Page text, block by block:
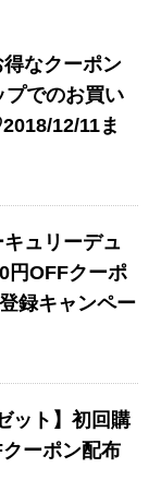
なクーポン
でのお買い
12/11ま
キュリーデュ
円OFFクーポ
録キャンペー
ット】初回購
ーポン配布